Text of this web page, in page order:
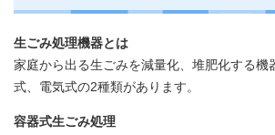
生ごみ処理機器とは
家庭から出る生ごみを減量化、堆肥化する機
式、電気式の2種類があります。
容器式生ごみ処理